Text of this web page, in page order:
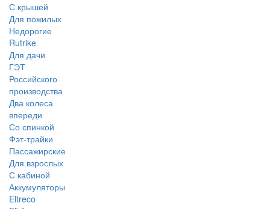
С крышей
Для пожилых
Недорогие
Rutrike
Для дачи
ГЭТ
Российского
производства
Два колеса
впереди
Со спинкой
Фэт-трайки
Пассажирские
Для взрослых
С кабиной
Аккумуляторы
Eltreco